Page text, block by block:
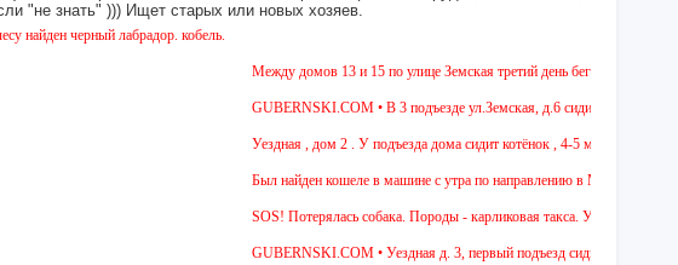
"не знать" ))) Ищет старых или новых хозяев.
черный лабрадор. кобель.
Между домов 13 и 15 по улице Земская третий день бегает собака из
GUBERNSKI.COM • В 3 подъезде ул.Земская, д.6 сидит очень
Уездная , дом 2 . У подъезда дома сидит котёнок , 4-5 мес , девочка.
Был найден кошеле в машине с утра по направлению в Москву,девушка
SOS! Потерялась собака. Породы - карликовая такса. Уважаемые
GUBERNSKI.COM • Уездная д. 3, первый подъезд сидит